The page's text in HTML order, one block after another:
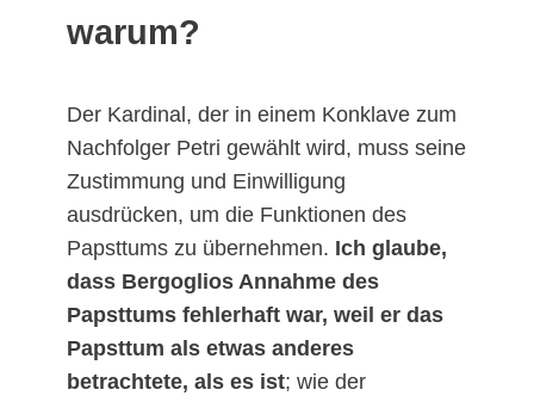
warum?
Der Kardinal, der in einem Konklave zum
Nachfolger Petri gewählt wird, muss seine
Zustimmung und Einwilligung
ausdrücken, um die Funktionen des
Papsttums zu übernehmen. Ich glaube,
dass Bergoglios Annahme des
Papsttums fehlerhaft war, weil er das
Papsttum als etwas anderes
betrachtete, als es ist; wie der